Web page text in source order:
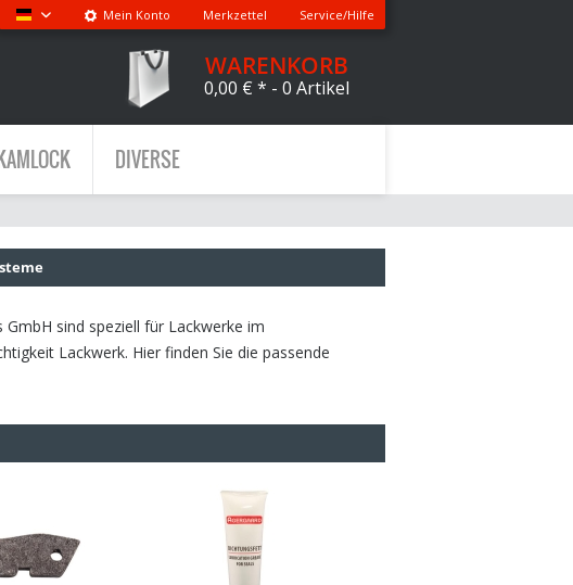
Deutsch Mein Konto Merkzettel Service/Hilfe
WARENKORB
0,00 € * - 0 Artikel
DIVERSE
sind speziell für Lackwerke im
Lackwerk. Hier finden Sie die passende